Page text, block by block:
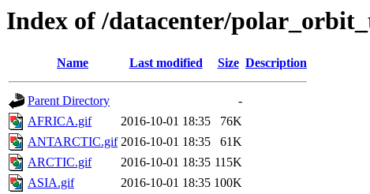
Index of /datacenter/
Name Last modified Size Description
Parent Directory
-
AFRICA.gif
2016-10-01 18:35
76K
ANTARCTIC.gif 2016-10-01 18:35
61K
ARCTIC.gif
2016-10-01 18:35 115K
ASIA.gif
2016-10-01 18:35 100K